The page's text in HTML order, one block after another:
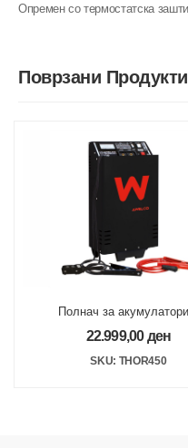
Опремен со термостатска
Поврзани Продукти
Полнач за
стартер 12-24V 285A
22.999,00ден
SKU: THOR450